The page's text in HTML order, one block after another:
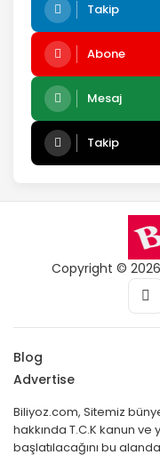
Takip
Abone
Mesaj
Takip
Copyright © 2026
Blog
Advertise
Biliyoz.com, Sitemiz
hakkında T.C.K kanun
başlatılacağını bu